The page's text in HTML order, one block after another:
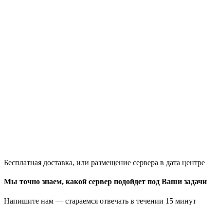
Бесплатная доставка, или размещение сервера в дата центре
Мы точно знаем, какой сервер подойдет под Ваши задачи
Напишите нам — стараемся отвечать в течении 15 минут